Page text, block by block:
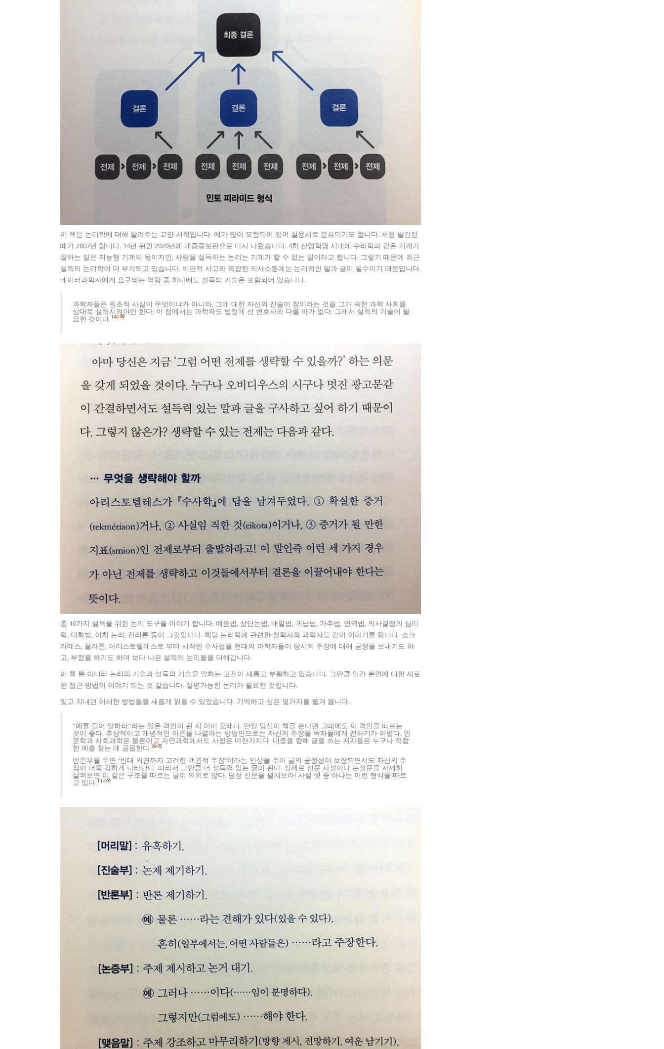
이 책은 논리학에 대해 알려주는 교양 서적입니다. 예가 많이 포함되어 있어 실용서로 분류되기도 합니다. 처음 발간된
때가 2007년 입니다. 14년 뒤인 2020년에 개증증보판으로 다시 나왔습니다. 4차 산업혁명 시대에 수리학과 같은 기계가
잘하는 일은 지능형 기계의 몫이지만, 사람을 설득하는 논리는 기계가 할 수 없는 일이라고 합니다. 그렇기 때문에 최근
설득의 논리학이 더 부각되고 있습니다. 비판적 사고와 복잡한 의사소통에는 논리적인 말과 글이 필수이기 때문입니다.
데이터과학자에게 요구되는 역량 중 하나에도 설득의 기술은 포함되어 있습니다.
과학자들은 원초적 사실이 무엇이냐가 아니라, 그에 대한 자신의 진술이 참이라는 것을 그가 속한 과학 사회를
상대로 설득시켜야만 한다. 이 점에서는 과학자도 법정에 선 변호사와 다를 바가 없다. 그래서 설득의 기술이 필
요한 것이다.140쪽
총 10가지 설득을 위한 논리 도구를 이야기 합니다. 예증법, 삼단논법, 배열법, 귀납법, 가추법, 연역법, 의사결정의 심리
학, 대화법, 이치 논리, 진리론 등이 그것입니다. 해당 논리학에 관련한 철학자와 과학자도 같이 이야기를 합니다. 소크
라테스, 플라톤, 아리스토텔레스로 부터 시작된 수사법을 현대의 과학자들이 당시의 주장에 대해 긍정을 보내기도 하
고, 부정을 하기도 하며 보다 나은 설득의 논리들을 더해갑니다.
이 책 뿐 아니라 논리의 기술과 설득의 기술을 말하는 고전이 새롭고 부활하고 있습니다. 그만큼 인간 본연에 대한 새로
운 접근 방법이 이야기 되는 것 같습니다. 설명가능한 논리가 필요한 것입니다.
잊고 지내던 이러한 방법들을 새롭게 읽을 수 있었습니다. 기억하고 싶은 몇가지를 옯겨 봅니다.
“예를 들어 말하라”라는 말은 격언이 된 지 이미 오래다. 만일 당신이 책을 쓴다면 그때에도 이 격언을 따르는
것이 좋다. 추상적이고 개념적인 이론을 나열하는 방법만으로는 자신의 주장을 독자들에게 전하기가 어렵다. 인
문학과 사회과학은 물론이고 자연과학에서도 사정은 마찬가지다. 대중을 향해 글을 쓰는 저자들은 누구나 적합
한 예츨 찾는 데 골몰한다.39쪽
반론부를 두면 ‘반대 의견까지 고려한 객관적 주장’이라는 인상을 주어 글의 공정성이 보장되면서도 자신의 주
장이 더욱 강하게 나타난다. 따라서 그만큼 더 설득력 있는 글이 된다. 실제로 신문 사설이나 논설문을 자세히
살펴보면 이 같은 구조를 따르는 글이 의외로 많다. 당장 신문을 펼쳐보라! 사설 셋 중 하나는 이런 형식을 따르
고 있다.114쪽